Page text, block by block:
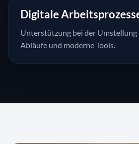
Digitale
Unterstützung bei der Umstellung
Abläufe und moderne Tools.